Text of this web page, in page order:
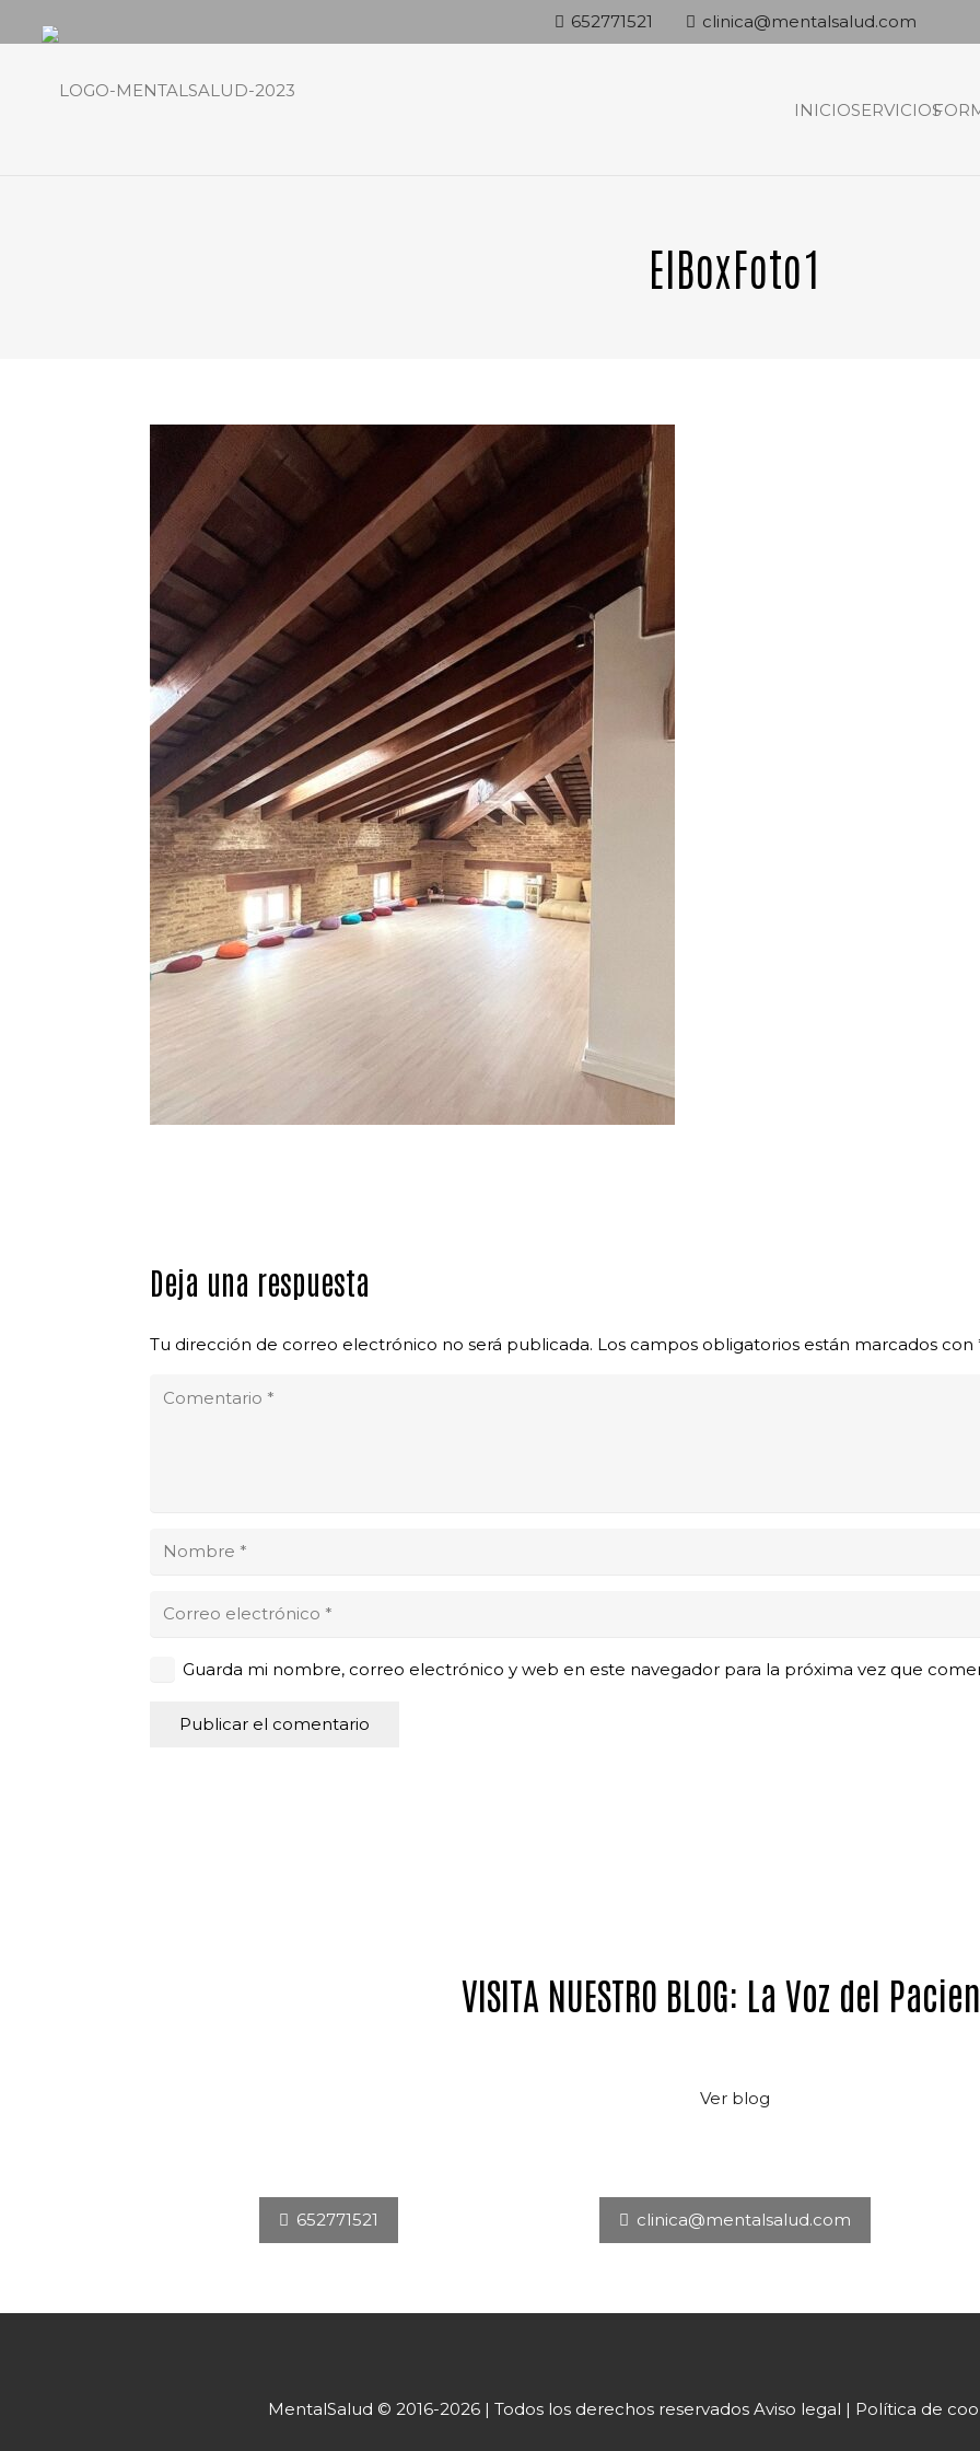
652771521 clinica@mentalsalud.com
INICIOSERVICIOS
ElBoxFoto1
Deja una respuesta
Tu dirección de correo electrónico no será publicada. Los campos obligatorios están marcados con
Guarda mi nombre, correo electrónico y web en este navegador para la próxima vez que
Publicar el comentario
VISITA NUESTRO BLOG: La Voz del
Ver blog
652771521 clinica@mentalsalud.com
MentalSalud © 2016-2026 | Todos los derechos reservados Aviso legal | Política de